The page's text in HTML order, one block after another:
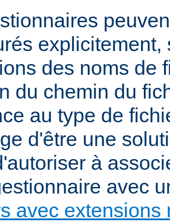
explicitement,
des noms de
du chemin du
au type de
d'être une
à
avec
avec extensions